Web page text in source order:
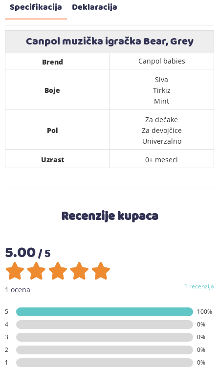
Specifikacija Deklaracija
Canpol muzička igračka Bear, Grey
Brend Canpol babies
Boje
Siva
Tirkiz
Mint
Pol
Za dečake
Za devojčice
Univerzalno
Uzrast
0+ meseci
Recenzije kupaca
5.00/ 5
1 ocena 1 recenzija
5
100%
4
0%
3
0%
2
0%
1
0%